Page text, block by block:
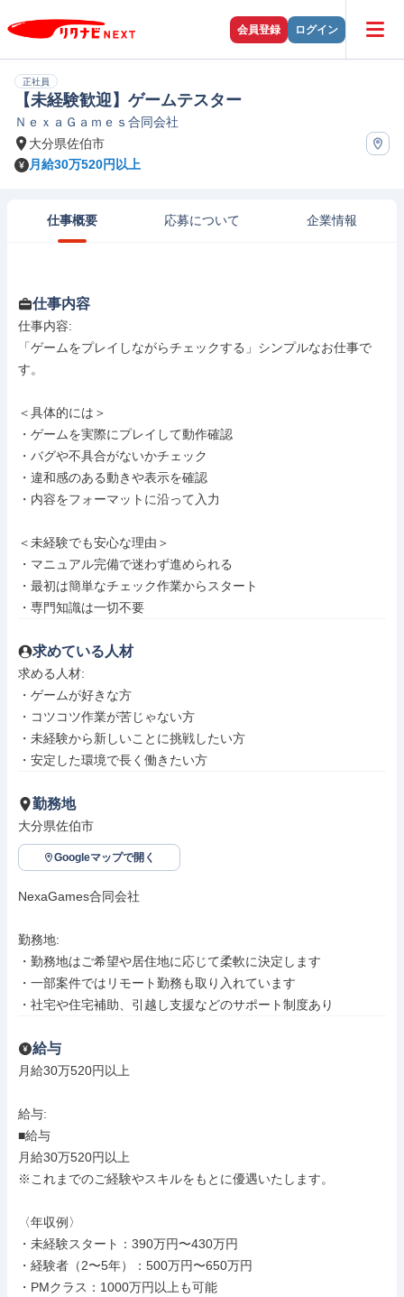
会員登録 ログイン
正社員
【未経験歓迎】ゲームテスター
ＮｅｘａＧａｍｅｓ合同会社
大分県佐伯市
月給30万520円以上
仕事概要 応募について 企業情報
仕事内容
仕事内容:
「ゲームをプレイしながらチェックする」シンプルなお仕事で
す。
＜具体的には＞
・ゲームを実際にプレイして動作確認
・バグや不具合がないかチェック
・違和感のある動きや表示を確認
・内容をフォーマットに沿って入力
＜未経験でも安心な理由＞
・マニュアル完備で迷わず進められる
・最初は簡単なチェック作業からスタート
・専門知識は一切不要
求めている人材
求める人材:
・ゲームが好きな方
・コツコツ作業が苦じゃない方
・未経験から新しいことに挑戦したい方
・安定した環境で長く働きたい方
勤務地
大分県佐伯市
Googleマップで開く
NexaGames合同会社
勤務地:
・勤務地はご希望や居住地に応じて柔軟に決定します
・一部案件ではリモート勤務も取り入れています
・社宅や住宅補助、引越し支援などのサポート制度あり
給与
月給30万520円以上
給与:
■給与
月給30万520円以上
※これまでのご経験やスキルをもとに優遇いたします。
〈年収例〉
・未経験スタート：390万円〜430万円
・経験者（2〜5年）：500万円〜650万円
・PMクラス：1000万円以上も可能